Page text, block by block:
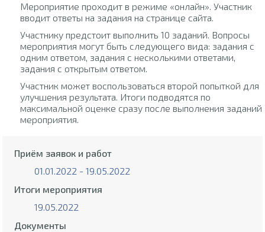
Мероприятие проходит в режиме «онлайн». Участник
вводит ответы на задания на странице сайта.
Участнику предстоит выполнить 10 заданий. Вопросы
мероприятия могут быть следующего вида: задания с
одним ответом, задания с несколькими ответами,
задания с открытым ответом.
Участник может воспользоваться второй попыткой для
улучшения результата. Итоги подводятся по
максимальной оценке сразу после выполнения заданий
мероприятия.
Приём заявок и работ
01.01.2022 - 19.05.2022
Итоги мероприятия
19.05.2022
Документы